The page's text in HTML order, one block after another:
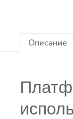
Описание